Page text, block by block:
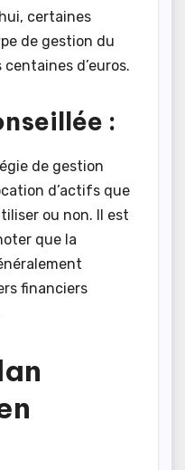
certaines
de gestion du
d’euros.
:
de gestion
d’actifs que
ou non. Il est
que la
financiers